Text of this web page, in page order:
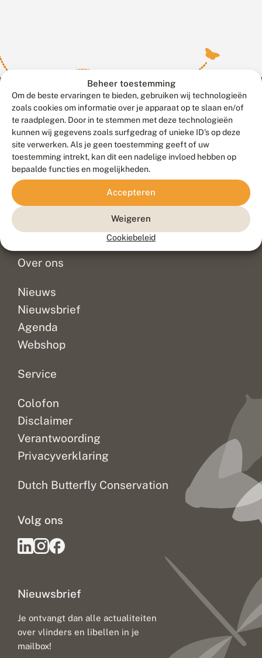
Beheer toestemming
Om de beste ervaringen te bieden, gebruiken wij technologieën
zoals cookies om informatie over je apparaat op te slaan en/of
te raadplegen. Door in te stemmen met deze technologieën
kunnen wij gegevens zoals surfgedrag of unieke ID's op deze
site verwerken. Als je geen toestemming geeft of uw
toestemming intrekt, kan dit een nadelige invloed hebben op
bepaalde functies en mogelijkheden.
Accepteren
Weigeren
Cookiebeleid
Contact
Veelgestelde vragen
Doneer
Over ons
Nieuws
Nieuwsbrief
Agenda
Webshop
Service
Colofon
Disclaimer
Verantwoording
Privacyverklaring
Dutch Butterfly Conservation
Nieuwsbrief
Je ontvangt dan alle actualiteiten
over vlinders en libellen in je
mailbox!
Volg ons
Meld waarnemingen© 2026 Vlinderstichting
Duurzaam ontwikkeld door
Go2People
, ontworpen door
Blue Field Agency
Privacy
Disclaimer
Sitemap